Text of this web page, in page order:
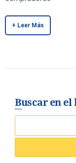
+ Leer Más
Buscar en el